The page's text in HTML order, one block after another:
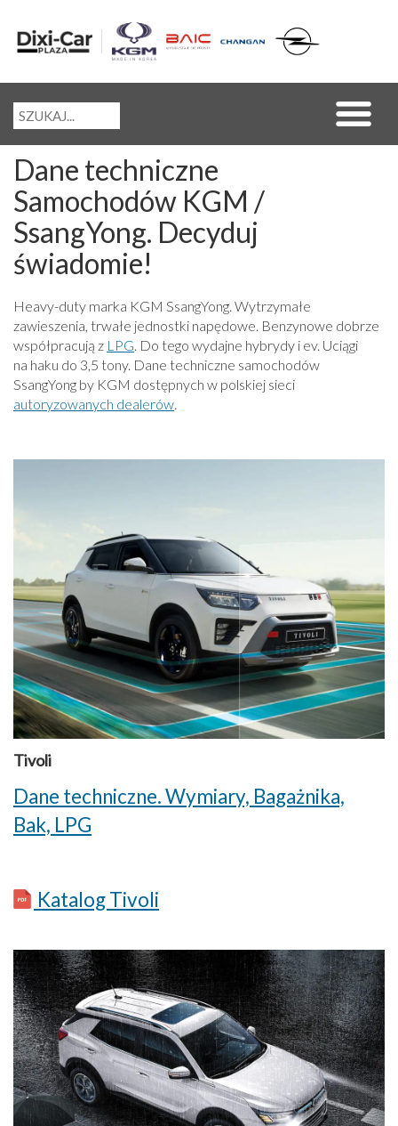
Dane techniczne
Samochodów KGM /
SsangYong. Decyduj
świadomie!
Heavy-duty marka KGM SsangYong. Wytrzymałe
zawieszenia, trwałe jednostki napędowe. Benzynowe dobrze
współpracują z LPG. Do tego wydajne hybrydy i ev. Uciągi
na haku do 3,5 tony. Dane techniczne samochodów
SsangYong by KGM dostępnych w polskiej sieci
autoryzowanych dealerów.
Tivoli
Dane techniczne. Wymiary, Bagażnika,
Bak, LPG
Katalog Tivoli